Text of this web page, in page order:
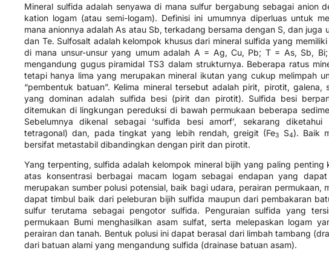
Mineral sulfida adalah senyawa di mana sulfur bergabung sebagai anion
kation logam (atau semi-logam). Definisi ini umumnya diperluas untuk
mana anionnya adalah As atau Sb, terkadang bersama dengan S, dan juga
dan Te. Sulfosalt adalah kelompok khusus dari mineral sulfida yang
di mana unsur-unsur yang umum adalah A = Ag, Cu, Pb; T = As, Sb,
mengandung gugus piramidal TS3​ dalam strukturnya. Beberapa ratus
tetapi hanya lima yang merupakan mineral ikutan yang cukup melimpah
“pembentuk batuan”. Kelima mineral tersebut adalah pirit, pirotit,
yang dominan adalah sulfida besi (pirit dan pirotit). Sulfida besi
ditemukan di lingkungan pereduksi di bawah permukaan beberapa
Sebelumnya dikenal sebagai ‘sulfida besi amorf’, sekarang diketahui
tetragonal) dan, pada tingkat yang lebih rendah, greigit (Fe3 S4​). Baik
bersifat metastabil dibandingkan dengan pirit dan pirotit.
Yang terpenting, sulfida adalah kelompok mineral bijih yang paling penting
atas konsentrasi berbagai macam logam sebagai endapan yang
merupakan sumber polusi potensial, baik bagi udara, perairan permukaan,
dapat timbul baik dari peleburan bijih sulfida maupun dari pembakaran
sulfur terutama sebagai pengotor sulfida. Penguraian sulfida yang
permukaan Bumi menghasilkan asam sulfat, serta melepaskan logam
perairan dan tanah. Bentuk polusi ini dapat berasal dari limbah tambang
dari batuan alami yang mengandung sulfida (drainase batuan asam).